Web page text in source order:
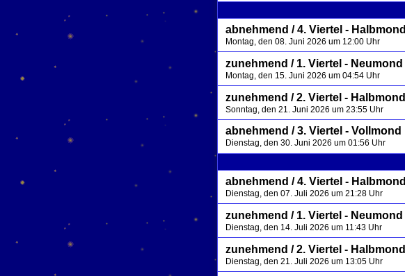
abnehmend / 4. Viertel - Halbmond
Montag, den 08. Juni 2026 um 12:00 Uhr
zunehmend / 1. Viertel - Neumond
Montag, den 15. Juni 2026 um 04:54 Uhr
zunehmend / 2. Viertel - Halbmond
Sonntag, den 21. Juni 2026 um 23:55 Uhr
abnehmend / 3. Viertel - Vollmond
Dienstag, den 30. Juni 2026 um 01:56 Uhr
abnehmend / 4. Viertel - Halbmond
Dienstag, den 07. Juli 2026 um 21:28 Uhr
zunehmend / 1. Viertel - Neumond
Dienstag, den 14. Juli 2026 um 11:43 Uhr
zunehmend / 2. Viertel - Halbmond
Dienstag, den 21. Juli 2026 um 13:05 Uhr